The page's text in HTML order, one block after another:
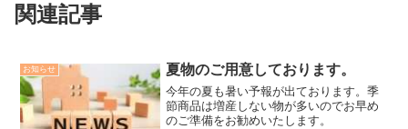
関連記事
お知らせ 夏物のご用意しております。
今年の夏も暑い予報が出ております。季
節商品は増産しない物が多いのでお早め
のご準備をお勧めいたします。